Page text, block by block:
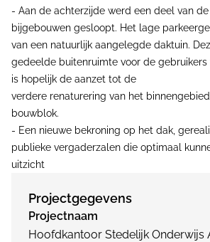
- Aan de achterzijde werd een deel van
bijgebouwen gesloopt. Het lage
van een natuurlijk aangelegde daktuin.
gedeelde buitenruimte voor de gebruikers
is hopelijk de aanzet tot de
verdere renaturering van het
bouwblok.
- Een nieuwe bekroning op het dak,
publieke vergaderzalen die optimaal
uitzicht
Projectgegevens
Projectnaam
Hoofdkantoor Stedelijk Onderwijs